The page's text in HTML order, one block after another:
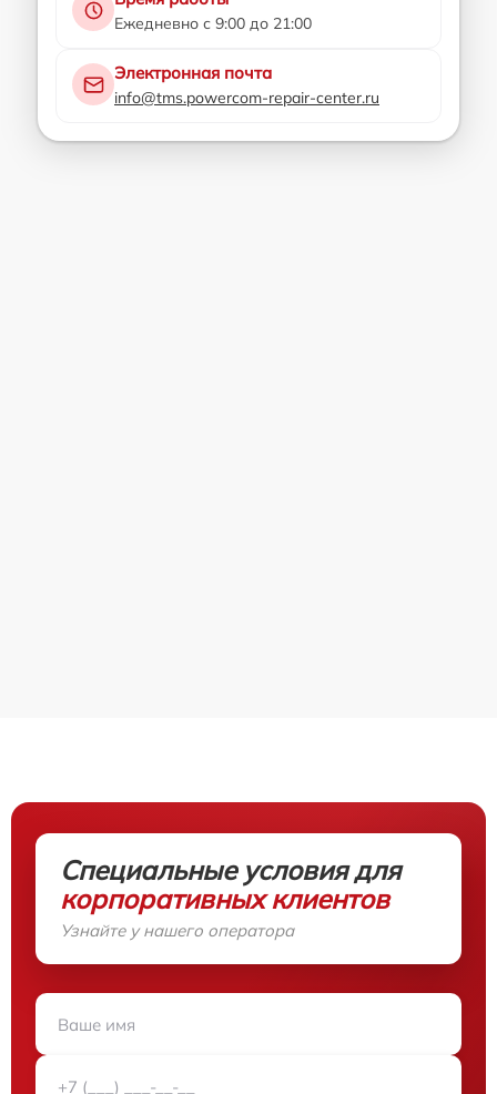
Ежедневно с 9:00 до 21:00
Электронная почта
info@tms.powercom-repair-center.ru
Специальные условия для
корпоративных клиентов
Узнайте у нашего оператора